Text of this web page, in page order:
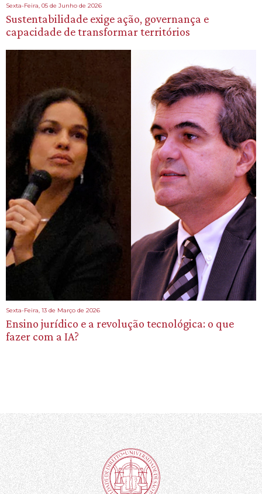
Sexta-Feira, 05 de Junho de 2026
Sustentabilidade exige ação, governança e
capacidade de transformar territórios
Sexta-Feira, 13 de Março de 2026
Ensino jurídico e a revolução tecnológica: o que
fazer com a IA?